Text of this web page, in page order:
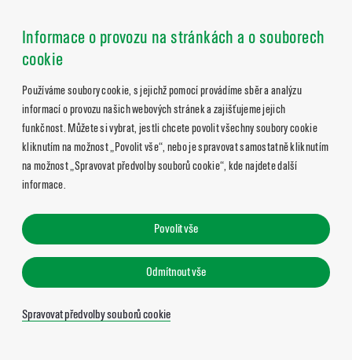
Informace o provozu na stránkách a o souborech
cookie
Používáme soubory cookie, s jejichž pomocí provádíme sběr a analýzu
informací o provozu našich webových stránek a zajišťujeme jejich
funkčnost. Můžete si vybrat, jestli chcete povolit všechny soubory cookie
kliknutím na možnost „Povolit vše“, nebo je spravovat samostatně kliknutím
na možnost „Spravovat předvolby souborů cookie“, kde najdete další
informace.
Povolit vše
Odmítnout vše
Spravovat předvolby souborů cookie